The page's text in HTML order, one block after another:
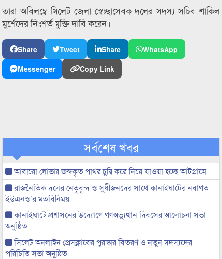
তারা অবিলম্বে সিলেট জেলা স্বেচ্ছাসেবক দলের সদস্য সচিব শাকিল
মুর্শেদের নিঃশর্ত মুক্তি দাবি করেন।
Share Tweet Share
WhatsApp
Messenger
Copy Link
সর্বশেষ খবর
আবারো লোভার জব্দকৃত পাথর চুরি করে নিয়ে যাওয়া হচ্ছে আটগ্রামে
রাজনৈতিক দলের নেতৃবৃন্দ ও সুধীজনদের সাথে কানাইঘাটের নবাগত
ইউএনও’র মতবিনিময়
কানাইঘাটে প্রশাসনের উদ্যোগে গণঅভ্যুত্থান দিবসের আলোচনা সভা
অনুষ্ঠিত
সিলেট অনলাইন প্রেসক্লাবের পুরস্কার বিতরণ ও নতুন সদস্যদের
পরিচিতি সভা অনুষ্ঠিত